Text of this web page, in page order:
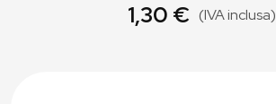
1,30 € (IVA inclusa)